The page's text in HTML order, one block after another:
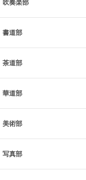
吹奏楽部
書道部
茶道部
華道部
美術部
写真部